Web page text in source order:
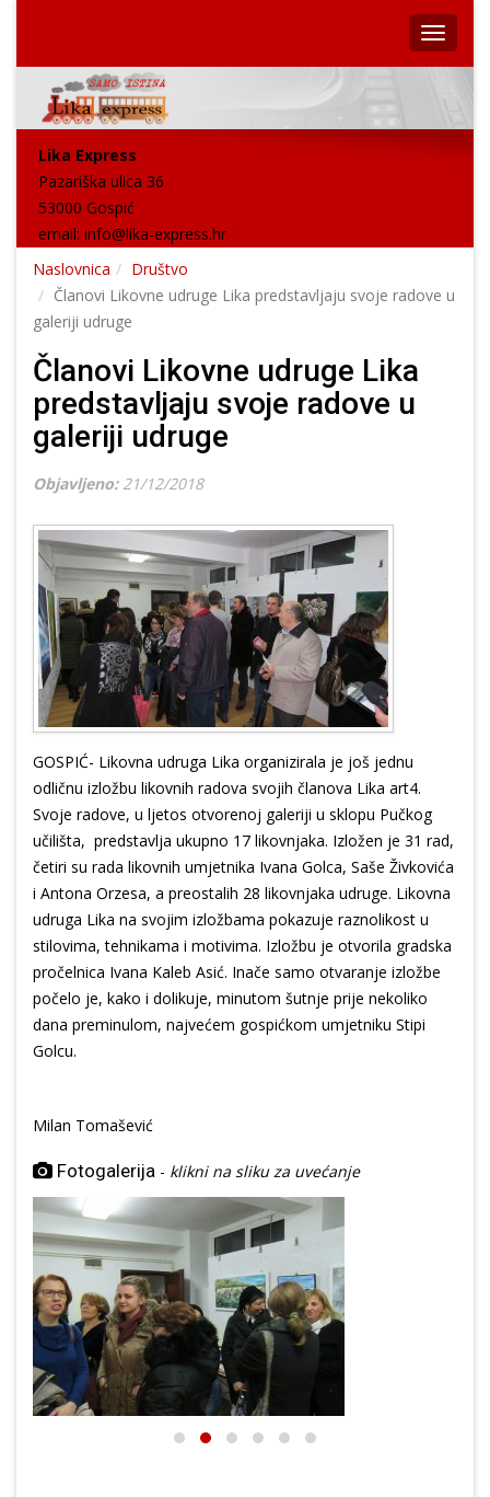
Lika Express
Pazariška ulica 36
53000 Gospić
email: info@lika-express.hr
Naslovnica
Društvo
Članovi Likovne udruge Lika predstavljaju svoje radove u
galeriji udruge
Članovi Likovne udruge Lika
predstavljaju svoje radove u
galeriji udruge
Objavljeno: 21/12/2018
GOSPIĆ- Likovna udruga Lika organizirala je još jednu
odličnu izložbu likovnih radova svojih članova Lika art4.
Svoje radove, u ljetos otvorenoj galeriji u sklopu Pučkog
učilišta, predstavlja ukupno 17 likovnjaka. Izložen je 31 rad,
četiri su rada likovnih umjetnika Ivana Golca, Saše Živkovića
i Antona Orzesa, a preostalih 28 likovnjaka udruge. Likovna
udruga Lika na svojim izložbama pokazuje raznolikost u
stilovima, tehnikama i motivima. Izložbu je otvorila gradska
pročelnica Ivana Kaleb Asić. Inače samo otvaranje izložbe
počelo je, kako i dolikuje, minutom šutnje prije nekoliko
dana preminulom, najvećem gospićkom umjetniku Stipi
Golcu.
Milan Tomašević
Fotogalerija - klikni na sliku za uvećanje